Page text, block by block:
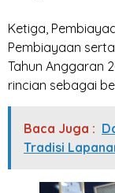
‎Ketiga,
Pembiayaan
Tahun Anggaran
rincian sebagai
Baca Juga :
Tradisi